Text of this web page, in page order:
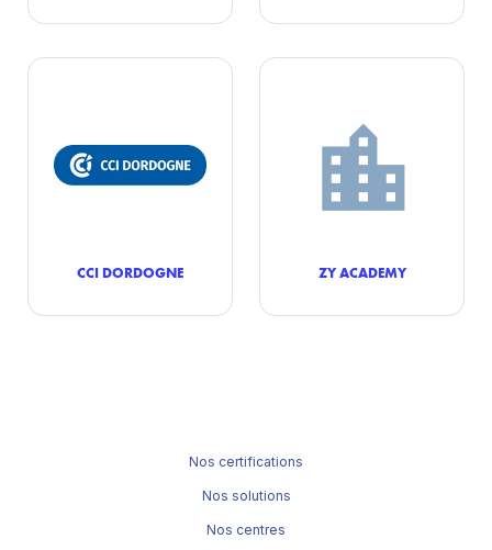
CCI DORDOGNE ZY ACADEMY
Nos certifications
Nos solutions
Nos centres